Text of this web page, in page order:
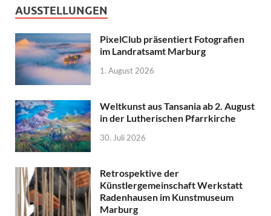
AUSSTELLUNGEN
PixelClub präsentiert Fotografien
im Landratsamt Marburg
1. August 2026
Weltkunst aus Tansania ab 2. August
in der Lutherischen Pfarrkirche
30. Juli 2026
Retrospektive der
Künstlergemeinschaft Werkstatt
Radenhausen im Kunstmuseum
Marburg